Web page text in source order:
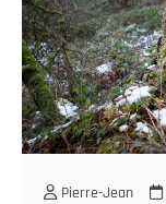
Pierre-Jean